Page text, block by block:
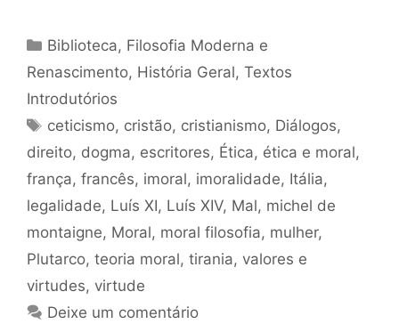
Categorias
Biblioteca, Filosofia Moderna e
Renascimento, História Geral, Textos
Introdutórios
Tags
ceticismo, cristão, cristianismo, Diálogos,
direito, dogma, escritores, Ética, ética e moral,
frança, francês, imoral, imoralidade, Itália,
legalidade, Luís XI, Luís XIV, Mal, michel de
montaigne, Moral, moral filosofia, mulher,
Plutarco, teoria moral, tirania, valores e
virtudes, virtude
Deixe um comentário